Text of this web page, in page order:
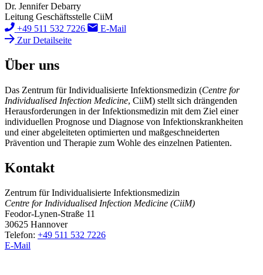
Dr. Jennifer Debarry
Leitung Geschäftsstelle CiiM
+49 511 532 7226
E-Mail
Zur Detailseite
Über uns
Das Zentrum für Individualisierte Infektionsmedizin (Centre for
Individualised Infection Medicine, CiiM) stellt sich drängenden
Herausforderungen in der Infektionsmedizin mit dem Ziel einer
individuellen Prognose und Diagnose von Infektionskrankheiten
und einer abgeleiteten optimierten und maßgeschneiderten
Prävention und Therapie zum Wohle des einzelnen Patienten.
Kontakt
Zentrum für Individualisierte Infektionsmedizin
Centre for Individualised Infection Medicine (CiiM)
Feodor-Lynen-Straße 11
30625 Hannover
Telefon: +49 511 532 7226
E-Mail